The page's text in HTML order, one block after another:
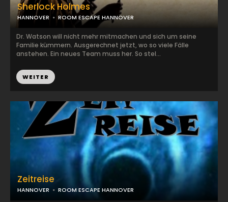
Sherlock Holmes
HANNOVER ROOM ESCAPE HANNOVER
Dr. Watson will nicht mehr mitmachen und sich um seine
Familie kümmern. Ausgerechnet jetzt, wo so viele Fälle
anstehen. Ein neues Team muss her. So stel...
WEITER
Zeitreise
HANNOVER ROOM ESCAPE HANNOVER